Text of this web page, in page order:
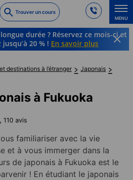
Trouver un cours
MENU
durée ? Réservez ce mois-ci et
20 % ! En savoir plus
destinations à l’étranger
Japonais
à Fukuoka
110 avis
familiariser avec la vie
et à vous immerger dans la
de japonais à Fukuoka est le
! En étudiant le japonais